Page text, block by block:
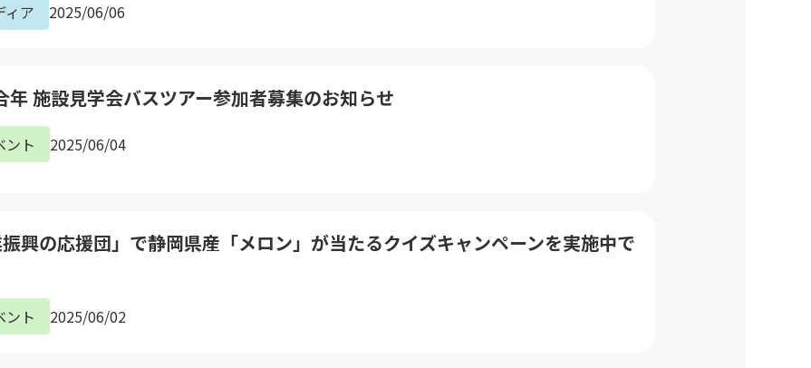
ィア 2025/06/06
施設見学会バスツアー参加者募集のお知らせ
ント 2025/06/04
興の応援団」で静岡県産「メロン」が当たるクイズキャンペーンを実施中で
ント 2025/06/02